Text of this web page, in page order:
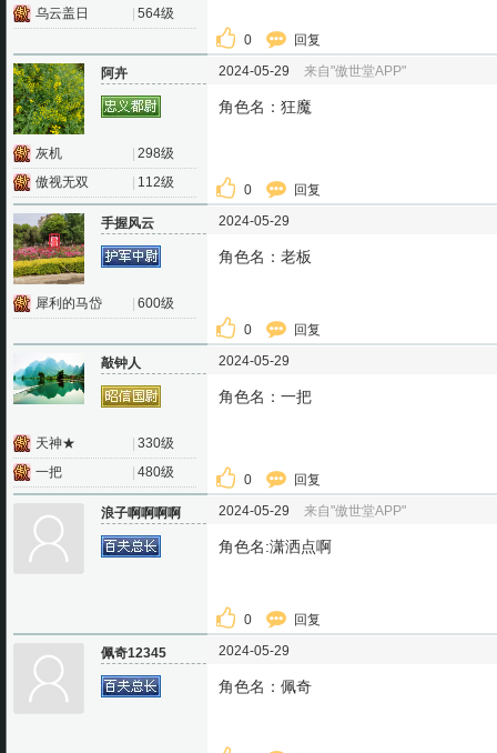
乌云盖日 564级
0 回复
阿卉
灰机
298级
傲视无双
112级
2024-05-29 来自"傲世堂APP"
角色名：狂魔
0 回复
手握风云
犀利的马岱 600级
2024-05-29
角色名：老板
0 回复
敲钟人
天神★
330级
一把
480级
2024-05-29
角色名：一把
0 回复
浪子啊啊啊啊 2024-05-29 来自"傲世堂APP"
角色名:潇洒点啊
0 回复
佩奇12345 2024-05-29
角色名：佩奇